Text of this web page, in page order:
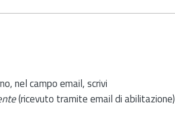
nel campo email, scrivi
(ricevuto tramite email di abilitazione)